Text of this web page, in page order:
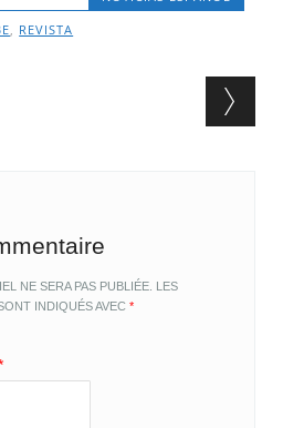
, REVISTA
NE SERA PAS PUBLIÉE. LES
INDIQUÉS AVEC*